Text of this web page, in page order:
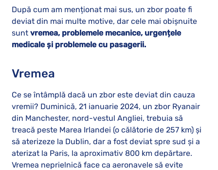
După cum am menționat mai sus, un zbor poate fi
deviat din mai multe motive, dar cele mai obișnuite
sunt vremea, problemele mecanice, urgențele
medicale și problemele cu pasagerii.
Vremea
Ce se întâmplă dacă un zbor este deviat din cauza
vremii? Duminică, 21 ianuarie 2024, un zbor Ryanair
din Manchester, nord-vestul Angliei, trebuia să
treacă peste Marea Irlandei (o călătorie de 257 km) și
să aterizeze la Dublin, dar a fost deviat spre sud și a
aterizat la Paris, la aproximativ 800 km depărtare.
Vremea neprielnică face ca aeronavele să evite